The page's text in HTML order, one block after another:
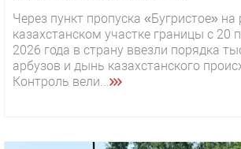
Через пункт пропуска «Бугристое» на
казахстанском участке границы с 20
2026 года в страну ввезли порядка
арбузов и дынь казахстанского
Контроль вели...